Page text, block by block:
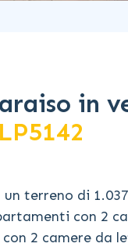
in
LP5142
un terreno di
con 2
2 camere da